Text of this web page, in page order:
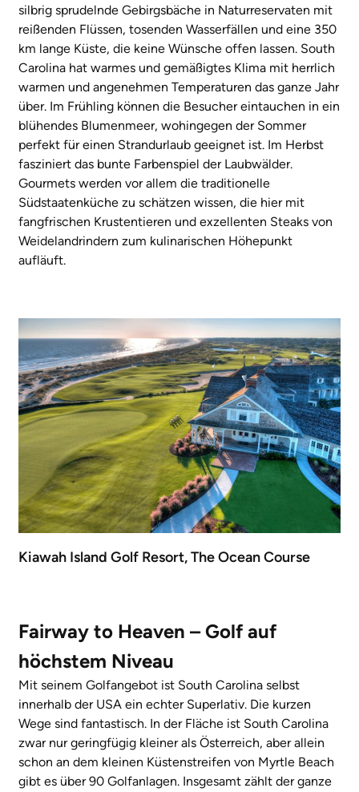
silbrig sprudelnde Gebirgsbäche in Naturreservaten mit
reißenden Flüssen, tosenden Wasserfällen und eine 350
km lange Küste, die keine Wünsche offen lassen. South
Carolina hat warmes und gemäßigtes Klima mit herrlich
warmen und angenehmen Temperaturen das ganze Jahr
über. Im Frühling können die Besucher eintauchen in ein
blühendes Blumenmeer, wohingegen der Sommer
perfekt für einen Strandurlaub geeignet ist. Im Herbst
fasziniert das bunte Farbenspiel der Laubwälder.
Gourmets werden vor allem die traditionelle
Südstaatenküche zu schätzen wissen, die hier mit
fangfrischen Krustentieren und exzellenten Steaks von
Weidelandrindern zum kulinarischen Höhepunkt
aufläuft.
Kiawah Island Golf Resort, The Ocean Course
Fairway to Heaven – Golf auf
höchstem Niveau
Mit seinem Golfangebot ist South Carolina selbst
innerhalb der USA ein echter Superlativ. Die kurzen
Wege sind fantastisch. In der Fläche ist South Carolina
zwar nur geringfügig kleiner als Österreich, aber allein
schon an dem kleinen Küstenstreifen von Myrtle Beach
gibt es über 90 Golfanlagen. Insgesamt zählt der ganze